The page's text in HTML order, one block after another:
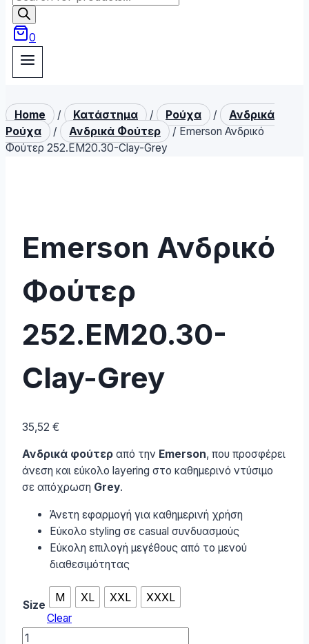
search
0
Home / Κατάστημα / Ρούχα /
Ανδρικά
Ρούχα
/ Ανδρικά Φούτερ / Emerson Ανδρικό
Φούτερ 252.EM20.30-Clay-Grey
Emerson Ανδρικό
Φούτερ
252.EM20.30-
Clay-Grey
35,52 €
Ανδρικά φούτερ από την Emerson, που προσφέρει
άνεση και εύκολο layering στο καθημερινό ντύσιμο
σε απόχρωση Grey.
Άνετη εφαρμογή για καθημερινή χρήση
Εύκολο styling σε casual συνδυασμούς
Εύκολη επιλογή μεγέθους από το μενού
διαθεσιμότητας
Size
M XL XXL XXXL
Clear
Emerson